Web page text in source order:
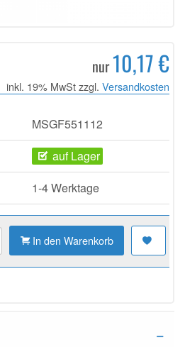
nur10,17 €
inkl. 19% MwSt zzgl. Versandkosten
MSGF551112
auf Lager
1-4 Werktage
In den Warenkorb